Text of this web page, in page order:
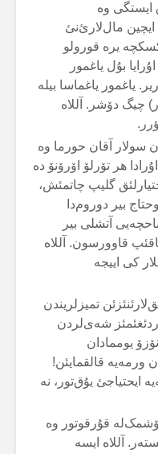
ایستگی وە
مال‌لارئ‌نئ
یرە قورولو
بۇل یاغمور
یاغمور یاغماسا بیلە
چیگ دۆشر. آللاە
سولار آقان حورما وە
هر تۆرلۆ اۆرۆنۆ دە
گلیپ چاتمئش،
بیر دوروم‌دا
آتشلی بیر
قاوورسون. آللاە
کی اییجە
تمیزلریندن
شەی‌لردن
گؤزۆنۆزۆ یوممادان
ورمەیە قالقمایئن!
ایحتیاجئ یۇق‌تور، نە
قۇرقوتور وە
آللاە ایسە